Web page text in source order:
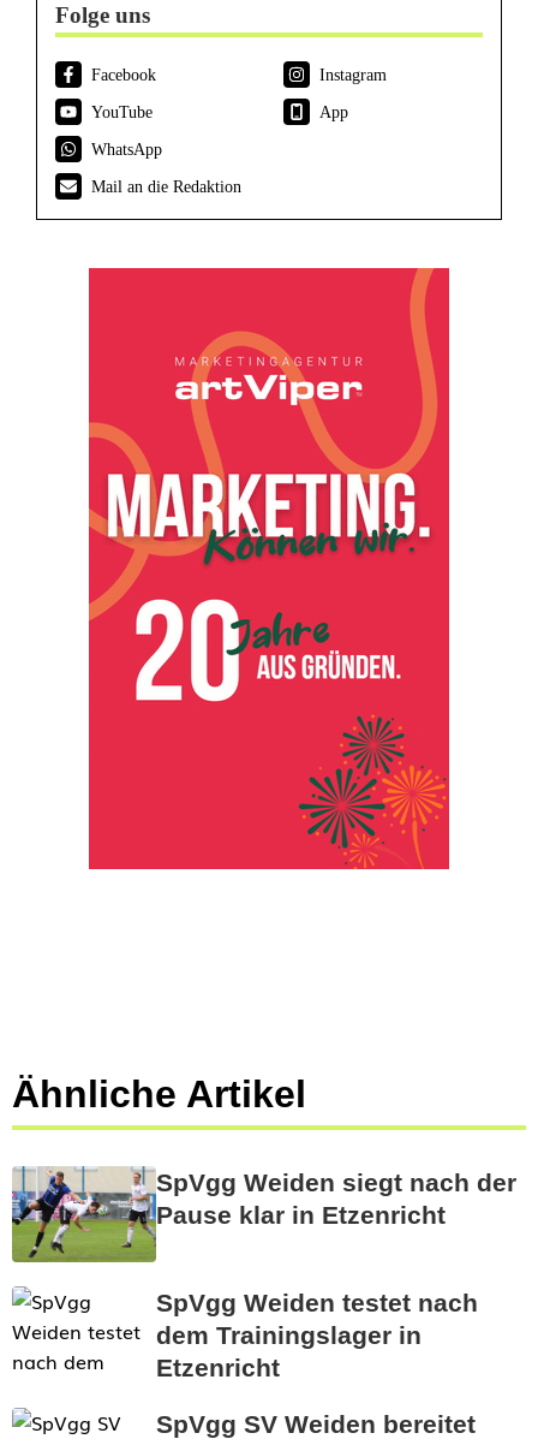
Folge uns
Facebook
Instagram
YouTube
App
WhatsApp
Mail an die Redaktion
Ähnliche Artikel
SpVgg Weiden siegt nach der
Pause klar in Etzenricht
SpVgg Weiden testet nach
dem Trainingslager in
Etzenricht
SpVgg SV Weiden bereitet